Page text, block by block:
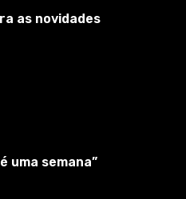
as novidades
uma semana”